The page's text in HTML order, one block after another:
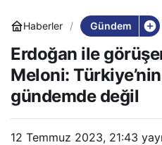
Haberler Gündem
Erdoğan ile
Meloni:
gündemde değil
12 Temmuz 2023, 21:43